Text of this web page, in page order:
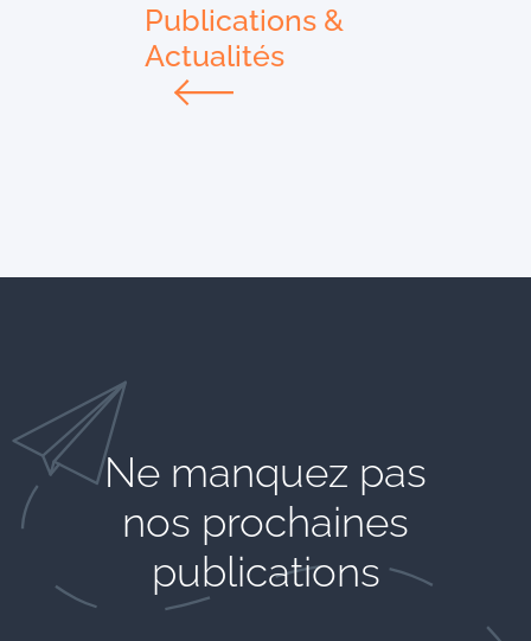
Publications &
Actualités
Ne manquez pas
nos prochaines
publications